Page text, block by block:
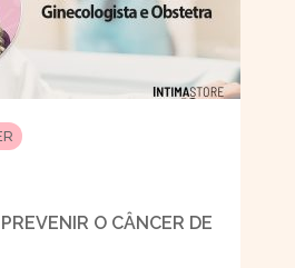
O CÂNCER DE